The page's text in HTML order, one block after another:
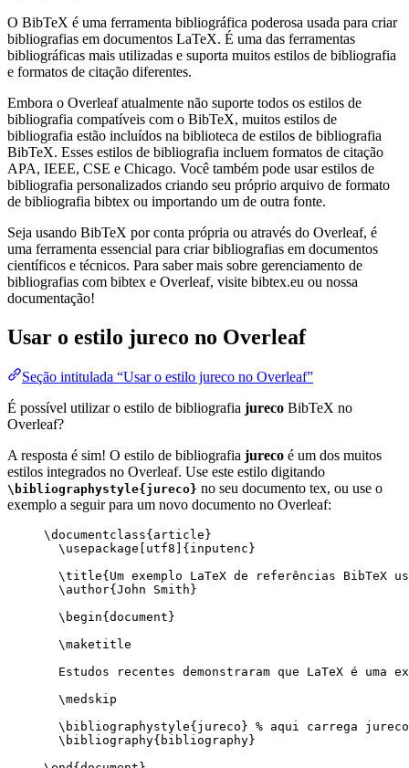
O BibTeX é uma ferramenta bibliográfica poderosa usada para criar
bibliografias em documentos LaTeX. É uma das ferramentas
bibliográficas mais utilizadas e suporta muitos estilos de bibliografia
e formatos de citação diferentes.
Embora o Overleaf atualmente não suporte todos os estilos de
bibliografia compatíveis com o BibTeX, muitos estilos de
bibliografia estão incluídos na biblioteca de estilos de bibliografia
BibTeX. Esses estilos de bibliografia incluem formatos de citação
APA, IEEE, CSE e Chicago. Você também pode usar estilos de
bibliografia personalizados criando seu próprio arquivo de formato
de bibliografia bibtex ou importando um de outra fonte.
Seja usando BibTeX por conta própria ou através do Overleaf, é
uma ferramenta essencial para criar bibliografias em documentos
científicos e técnicos. Para saber mais sobre gerenciamento de
bibliografias com bibtex e Overleaf, visite bibtex.eu ou nossa
documentação!
Usar o estilo jureco no Overleaf
Seção intitulada “Usar o estilo jureco no Overleaf”
É possível utilizar o estilo de bibliografia jureco BibTeX no
Overleaf?
A resposta é sim! O estilo de bibliografia jureco é um dos muitos
estilos integrados no Overleaf. Use este estilo digitando
\bibliographystyle{jureco} no seu documento tex, ou use o
exemplo a seguir para um novo documento no Overleaf:
\documentclass{ article }
\usepackage
utf8 ]{ inputenc }
\title{Um exemplo LaTeX de referências
\author{John Smith}
\begin{ document }
\maketitle
Estudos recentes demonstraram que LaTeX é
\medskip
\bibliographystyle{jureco} % aqui carrega
\bibliography{bibliography}